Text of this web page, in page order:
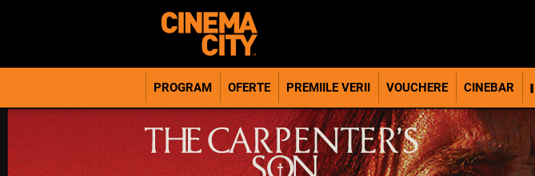
PROGRAM OFERTE PREMIILE VERII VOUCHERE CINEBAR